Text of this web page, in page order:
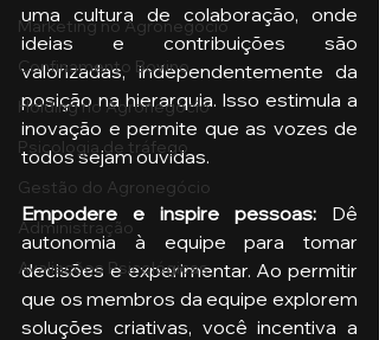
Marketing no Agronegócio
Confinamento Bovino
Holding no Agronegócio
Psicologia de tráfego
Gestão do Agronegócio
Administração
Avaliações Psicológicas
uma cultura de colaboração, onde
ideias e contribuições são
valorizadas, independentemente da
posição na hierarquia. Isso estimula a
inovação e permite que as vozes de
todos sejam ouvidas.
Empodere e inspire pessoas: Dê
autonomia à equipe para tomar
decisões e experimentar. Ao permitir
que os membros da equipe explorem
soluções criativas, você incentiva a